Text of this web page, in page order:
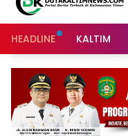
HEADLINE KALTIM